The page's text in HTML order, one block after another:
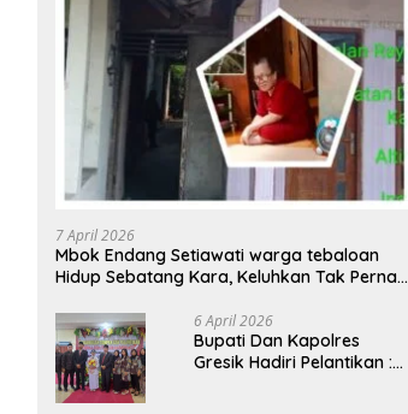
7 April 2026
Mbok Endang Setiawati warga tebaloan
Hidup Sebatang Kara, Keluhkan Tak Pernah
gresik
6 April 2026
​Bupati Dan Kapolres
Gresik Hadiri Pelantikan :